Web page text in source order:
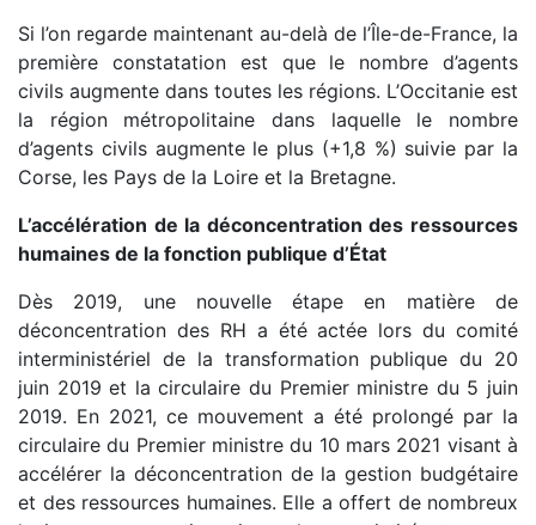
Si l’on regarde maintenant au-delà de l’Île-de-France, la
première constatation est que le nombre d’agents
civils augmente dans toutes les régions. L’Occitanie est
la région métropolitaine dans laquelle le nombre
d’agents civils augmente le plus (+1,8 %) suivie par la
Corse, les Pays de la Loire et la Bretagne.
L’accélération de la déconcentration des ressources
humaines de la fonction publique d’État
Dès 2019, une nouvelle étape en matière de
déconcentration des RH a été actée lors du comité
interministériel de la transformation publique du 20
juin 2019 et la circulaire du Premier ministre du 5 juin
2019. En 2021, ce mouvement a été prolongé par la
circulaire du Premier ministre du 10 mars 2021 visant à
accélérer la déconcentration de la gestion budgétaire
et des ressources humaines. Elle a offert de nombreux